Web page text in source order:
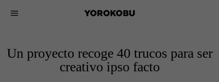
Un proyecto recoge 40 trucos para ser
creativo ipso facto